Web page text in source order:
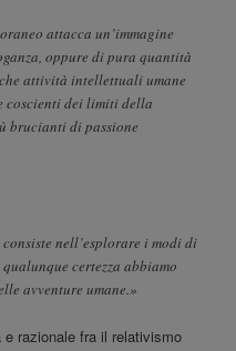
attacca un’immagine
oppure di pura quantità
attività intellettuali umane
coscienti dei limiti della
brucianti di passione
nell’esplorare i modi di
certezza abbiamo
avventure umane.»
e razionale fra il relativismo